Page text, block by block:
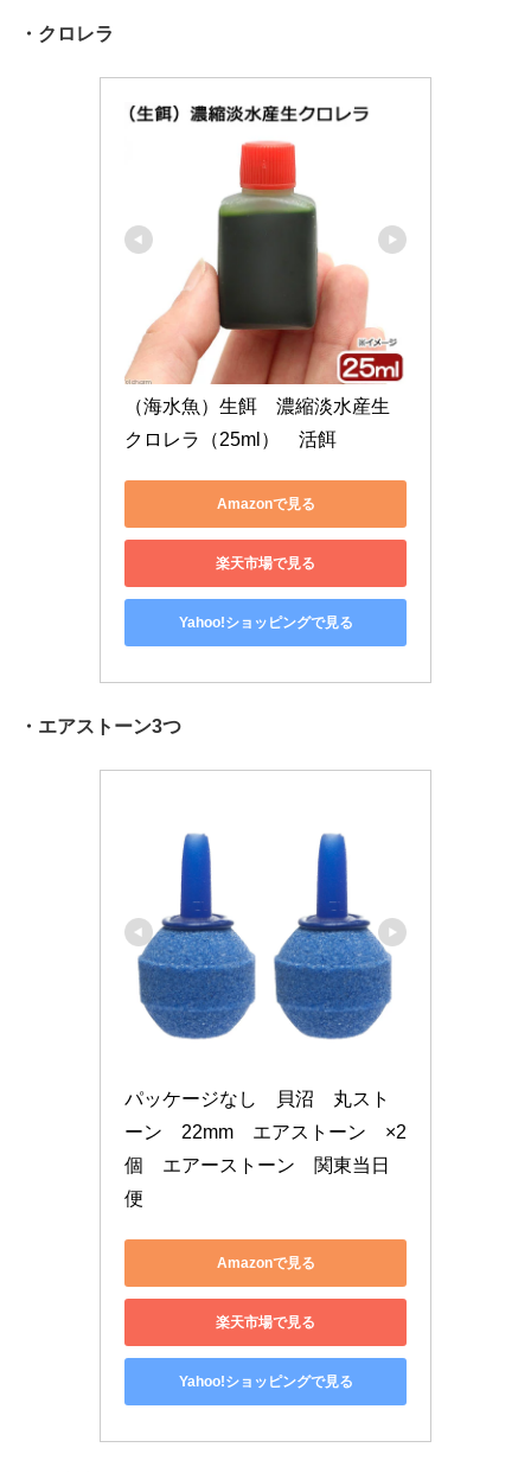
・クロレラ
（海水魚）生餌　濃縮淡水産生
クロレラ（25ml）　活餌
Amazonで見る
楽天市場で見る
Yahoo!ショッピングで見る
・エアストーン3つ
パッケージなし　貝沼　丸スト
ーン　22mm　エアストーン　×2
個　エアーストーン　関東当日
便
Amazonで見る
楽天市場で見る
Yahoo!ショッピングで見る